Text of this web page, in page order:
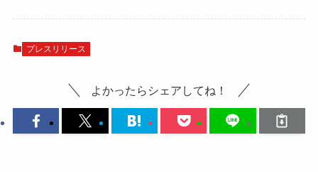
プレスリリース
よかったらシェアしてね！